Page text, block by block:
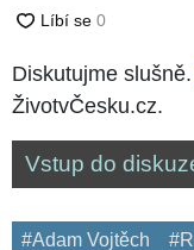
Diskutujme slušně.
ŽivotvČesku.cz.
Vstup do
#Adam Vojtěch